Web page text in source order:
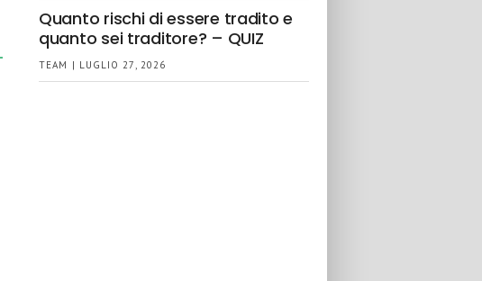
Quanto rischi di essere tradito e
quanto sei traditore? – QUIZ
TEAM | LUGLIO 27, 2026